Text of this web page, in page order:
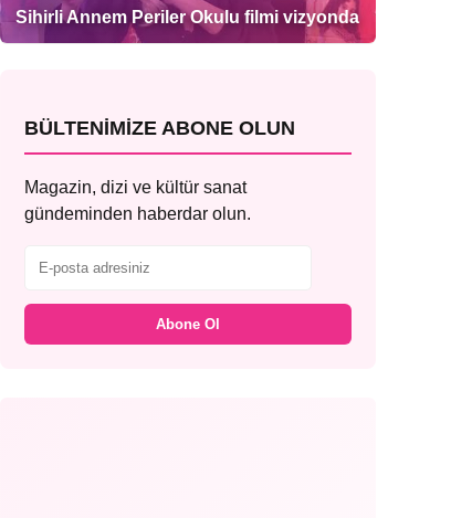
Sihirli Annem Periler Okulu filmi vizyonda
BÜLTENIMIZE ABONE OLUN
Magazin, dizi ve kültür sanat
gündeminden haberdar olun.
Abone Ol